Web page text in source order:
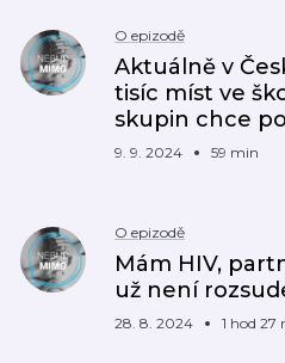
O epizodě
Aktuálně v
tisíc míst ve
skupin chce
9. 9. 2024 59 min
O epizodě
Mám HIV,
už není
28. 8. 2024 1 hod 27